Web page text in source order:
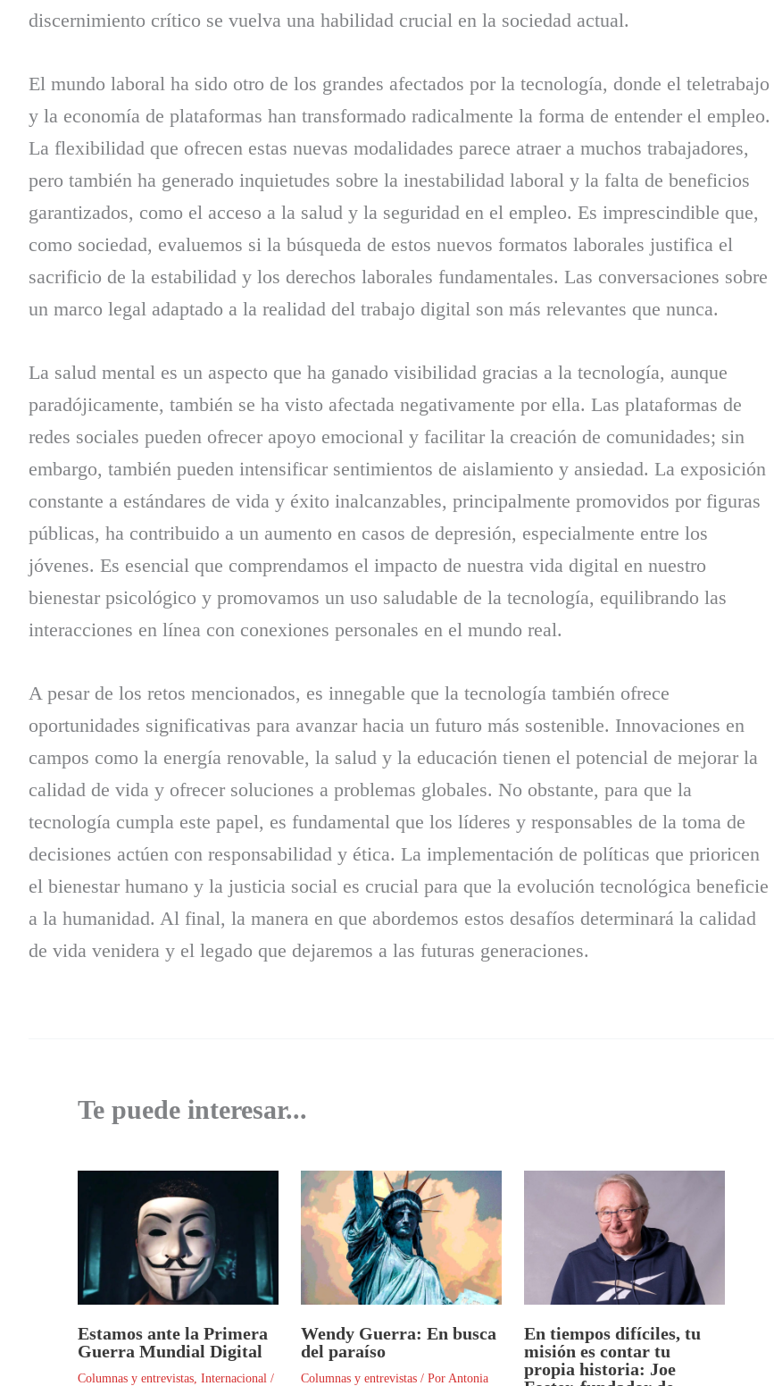
discernimiento crítico se vuelva una habilidad crucial en la sociedad actual.
El mundo laboral ha sido otro de los grandes afectados por la tecnología, donde el teletrabajo
y la economía de plataformas han transformado radicalmente la forma de entender el empleo.
La flexibilidad que ofrecen estas nuevas modalidades parece atraer a muchos trabajadores,
pero también ha generado inquietudes sobre la inestabilidad laboral y la falta de beneficios
garantizados, como el acceso a la salud y la seguridad en el empleo. Es imprescindible que,
como sociedad, evaluemos si la búsqueda de estos nuevos formatos laborales justifica el
sacrificio de la estabilidad y los derechos laborales fundamentales. Las conversaciones sobre
un marco legal adaptado a la realidad del trabajo digital son más relevantes que nunca.
La salud mental es un aspecto que ha ganado visibilidad gracias a la tecnología, aunque
paradójicamente, también se ha visto afectada negativamente por ella. Las plataformas de
redes sociales pueden ofrecer apoyo emocional y facilitar la creación de comunidades; sin
embargo, también pueden intensificar sentimientos de aislamiento y ansiedad. La exposición
constante a estándares de vida y éxito inalcanzables, principalmente promovidos por figuras
públicas, ha contribuido a un aumento en casos de depresión, especialmente entre los
jóvenes. Es esencial que comprendamos el impacto de nuestra vida digital en nuestro
bienestar psicológico y promovamos un uso saludable de la tecnología, equilibrando las
interacciones en línea con conexiones personales en el mundo real.
A pesar de los retos mencionados, es innegable que la tecnología también ofrece
oportunidades significativas para avanzar hacia un futuro más sostenible. Innovaciones en
campos como la energía renovable, la salud y la educación tienen el potencial de mejorar la
calidad de vida y ofrecer soluciones a problemas globales. No obstante, para que la
tecnología cumpla este papel, es fundamental que los líderes y responsables de la toma de
decisiones actúen con responsabilidad y ética. La implementación de políticas que prioricen
el bienestar humano y la justicia social es crucial para que la evolución tecnológica beneficie
a la humanidad. Al final, la manera en que abordemos estos desafíos determinará la calidad
de vida venidera y el legado que dejaremos a las futuras generaciones.
Te puede interesar...
Estamos ante la Primera
Guerra Mundial Digital
Columnas y entrevistas Internacional /
Wendy Guerra: En busca
del paraíso
Columnas y entrevistas / Por Antonia
En tiempos difíciles, tu
misión es contar tu
propia historia: Joe